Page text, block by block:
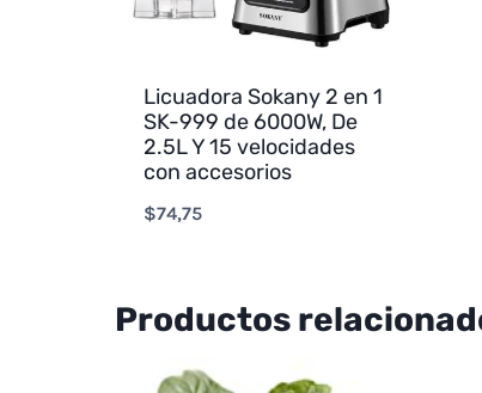
Licuadora Sokany 2 en 1
SK-999 de 6000W, De
2.5L Y 15 velocidades
con accesorios
$74,75
Productos